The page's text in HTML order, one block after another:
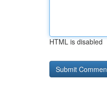
HTML is disabled